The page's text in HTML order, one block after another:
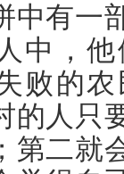
中有一
中，
败的
的人只
第二就